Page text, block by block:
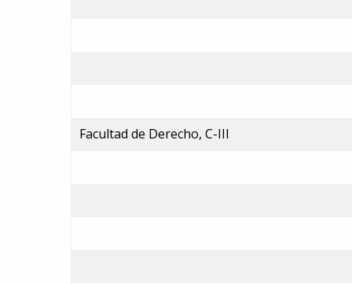
Facultad de Derecho, C-III